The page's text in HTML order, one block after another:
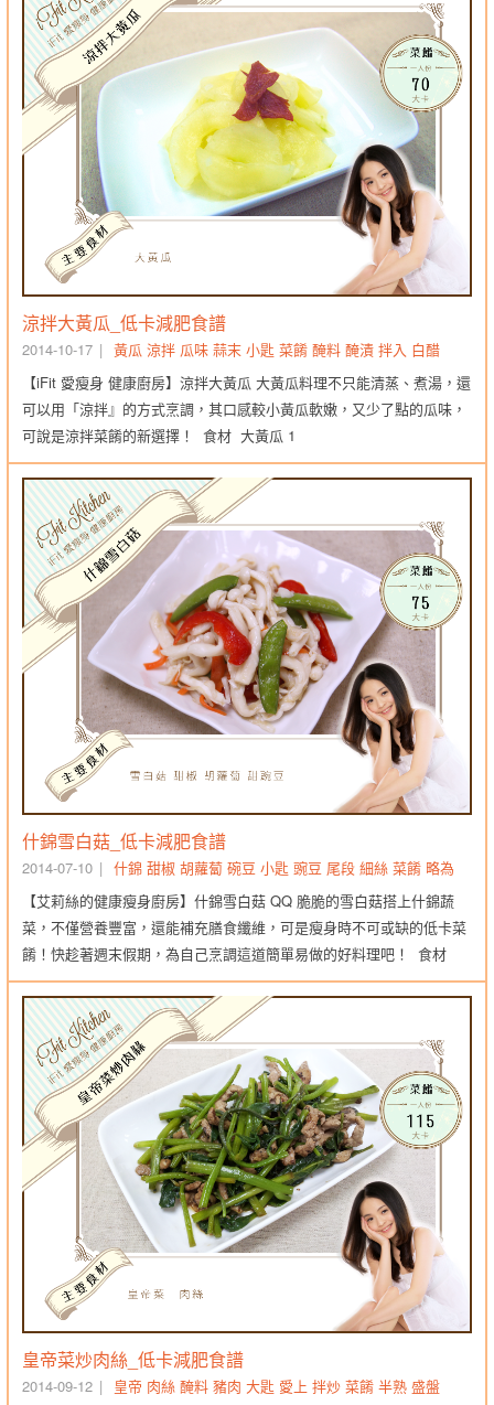
涼拌大黃瓜_低卡減肥食譜
2014-10-17 黃瓜 涼拌 瓜味 蒜末 小匙 菜餚 醃料 醃漬 拌入 白醋
【iFit 愛瘦身 健康廚房】涼拌大黃瓜 大黃瓜料理不只能清蒸、煮湯，還
可以用「涼拌』的方式烹調，其口感較小黃瓜軟嫩，又少了點的瓜味，
可說是涼拌菜餚的新選擇！ 食材 大黃瓜 1
什錦雪白菇_低卡減肥食譜
2014-07-10 什錦 甜椒 胡蘿蔔 碗豆 小匙 豌豆 尾段 細絲 菜餚 略為
【艾莉絲的健康瘦身廚房】什錦雪白菇 QQ 脆脆的雪白菇搭上什錦蔬
菜，不僅營養豐富，還能補充膳食纖維，可是瘦身時不可或缺的低卡菜
餚！快趁著週末假期，為自己烹調這道簡單易做的好料理吧！ 食材
皇帝菜炒肉絲_低卡減肥食譜
2014-09-12 皇帝 肉絲 醃料 豬肉 大匙 愛上 拌炒 菜餚 半熟 盛盤